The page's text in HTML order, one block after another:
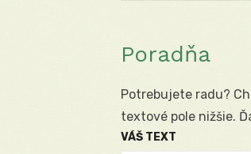
Poradňa
Potrebujete radu?
textové pole nižšie.
VÁŠ TEXT